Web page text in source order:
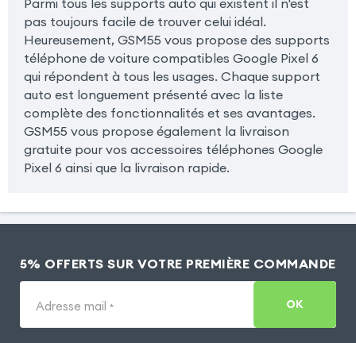
pas toujours facile de trouver celui idéal.
Heureusement, GSM55 vous propose des supports
téléphone de voiture compatibles Google Pixel 6
qui répondent à tous les usages. Chaque support
auto est longuement présenté avec la liste
complète des fonctionnalités et ses avantages.
GSM55 vous propose également la livraison
gratuite pour vos accessoires téléphones Google
Pixel 6 ainsi que la livraison rapide.
5% OFFERTS SUR VOTRE PREMIÈRE COMMANDE
Adresse mail * OK